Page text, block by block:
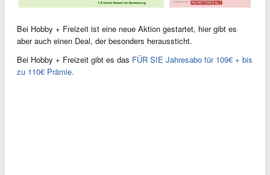
Bei Hobby + Freizeit ist eine neue Aktion gestartet, hier gibt es
aber auch einen Deal, der besonders heraussticht.
Bei Hobby + Freizeit gibt es das FÜR SIE Jahresabo für 109€ + bis
zu 110€ Prämie.